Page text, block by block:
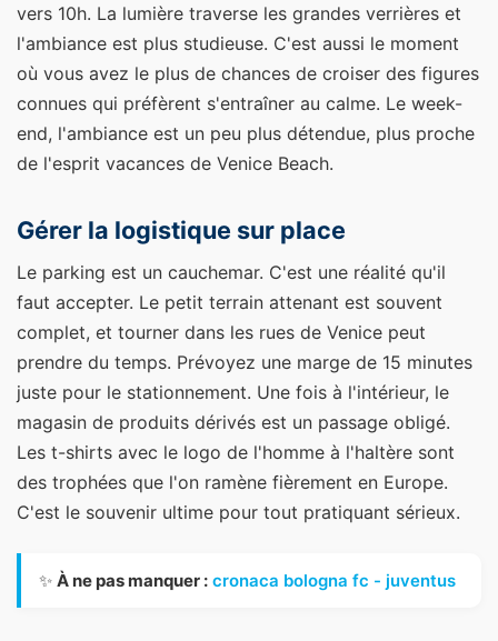
vers 10h. La lumière traverse les grandes verrières et
l'ambiance est plus studieuse. C'est aussi le moment
où vous avez le plus de chances de croiser des figures
connues qui préfèrent s'entraîner au calme. Le week-
end, l'ambiance est un peu plus détendue, plus proche
de l'esprit vacances de Venice Beach.
Gérer la logistique sur place
Le parking est un cauchemar. C'est une réalité qu'il
faut accepter. Le petit terrain attenant est souvent
complet, et tourner dans les rues de Venice peut
prendre du temps. Prévoyez une marge de 15 minutes
juste pour le stationnement. Une fois à l'intérieur, le
magasin de produits dérivés est un passage obligé.
Les t-shirts avec le logo de l'homme à l'haltère sont
des trophées que l'on ramène fièrement en Europe.
C'est le souvenir ultime pour tout pratiquant sérieux.
✨ À ne pas manquer : cronaca bologna fc - juventus